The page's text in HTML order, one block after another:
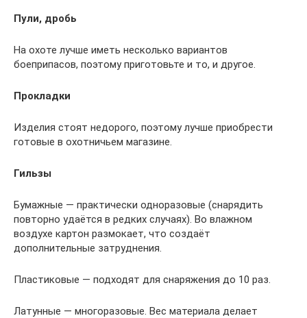
Пули, дробь
На охоте лучше иметь несколько вариантов
боеприпасов, поэтому приготовьте и то, и другое.
Прокладки
Изделия стоят недорого, поэтому лучше приобрести
готовые в охотничьем магазине.
Гильзы
Бумажные — практически одноразовые (снарядить
повторно удаётся в редких случаях). Во влажном
воздухе картон размокает, что создаёт
дополнительные затруднения.
Пластиковые — подходят для снаряжения до 10 раз.
Латунные — многоразовые. Вес материала делает